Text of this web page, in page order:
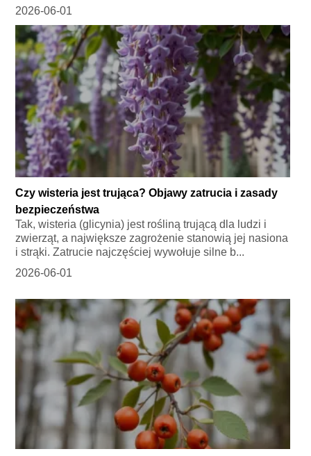
2026-06-01
Czy wisteria jest trująca? Objawy zatrucia i zasady
bezpieczeństwa
Tak, wisteria (glicynia) jest rośliną trującą dla ludzi i
zwierząt, a największe zagrożenie stanowią jej nasiona
i strąki. Zatrucie najczęściej wywołuje silne b...
2026-06-01